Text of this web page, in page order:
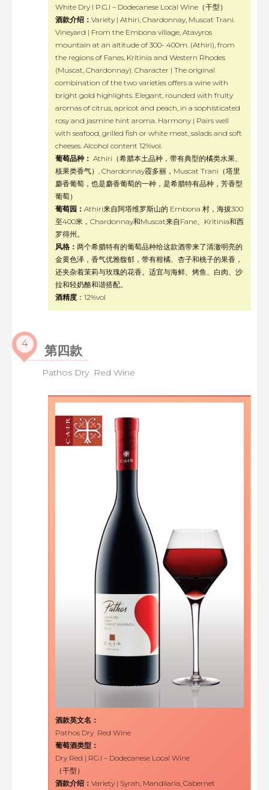
White Dry I P.G.I – Dodecanese Local Wine（干型）
酒款介绍： Variety | Athiri, Chardonnay, Muscat Trani.
Vineyard | From the Embona village, Atavyros
mountain at an altitude of 300- 400m. (Athiri), from
the regions of Fanes, Kritinia and Western Rhodes
(Muscat, Chardonnay). Character | The original
combination of the two varieties offers a wine with
bright gold highlights. Elegant, rounded with fruity
aromas of citrus, apricot and peach, in a sophisticated
rosy and jasmine hint aroma. Harmony | Pairs well
with seafood, grilled fish or white meat, salads and soft
cheeses. Alcohol content 12%vol.
葡萄品种： Athiri（希腊本土品种，带有典型的橘类水果、
核果类香气）, Chardonnay霞多丽，Muscat Trani（塔里
麝香葡萄，也是麝香葡萄的一种，是希腊特有品种，芳香型
葡萄）
葡萄园： Athiri来自阿塔维罗斯山的 Embona 村，海拔300
至400米，Chardonnay和Muscat来自Fane、Kritinia和西
罗得州。
风格： 两个希腊特有的葡萄品种给这款酒带来了清澈明亮的
金黄色泽，香气优雅馥郁，带有柑橘、杏子和桃子的果香，
还夹杂着茉莉与玫瑰的花香。适宜与海鲜、烤鱼、白肉、沙
拉和轻奶酪和谐搭配。
酒精度 ：12%vol
4 第四款
Pathos Dry Red Wine
酒款英文名：
Pathos Dry Red Wine
葡萄酒类型：
Dry Red | RG.I – Dodecanese Local Wine
（干型）
酒款介绍： Variety | Syrah, Mandilaria, Cabernet